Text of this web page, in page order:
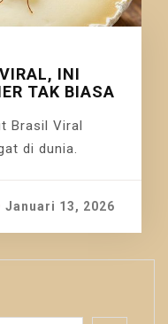
INI
TAK BIASA
Brasil Viral
di dunia.
Januari 13, 2026